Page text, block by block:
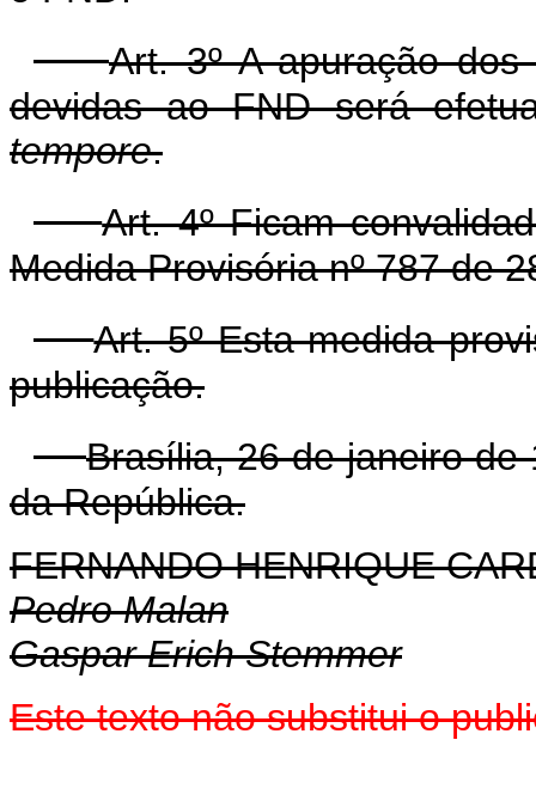
Art. 3º A apuração
devidas ao FND será
tempore.
Art. 4º Ficam
Medida Provisória nº 787 de
Art. 5º Esta medida
publicação.
Brasília, 26 de janeiro de
da República.
FERNANDO HENRIQUE
Pedro Malan
Gaspar Erich Stemmer
Este texto não substitui o